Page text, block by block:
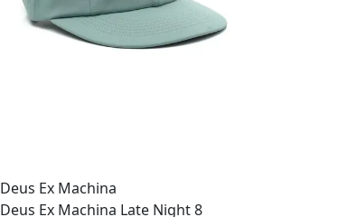
Deus Ex Machina
Deus Ex Machina Late Night 8